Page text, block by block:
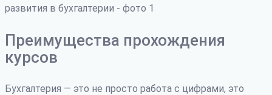
Преимущества прохождения
курсов
Бухгалтерия — это не просто работа с цифрами, это